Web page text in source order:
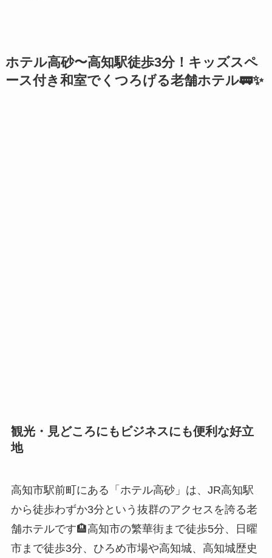
ホテル高砂〜高知駅徒歩3分！キッズスペ
ース付き和室でくつろげる老舗ホテル🚃✨
観光・見どころにもビジネスにも便利な好立
地
高知市駅前町にある「ホテル高砂」は、JR高知駅
から徒歩わずか3分という抜群のアクセスを誇る老
舗ホテルです🏨高知市の繁華街まで徒歩5分、日曜
市まで徒歩3分、ひろめ市場や高知城、高知城歴史